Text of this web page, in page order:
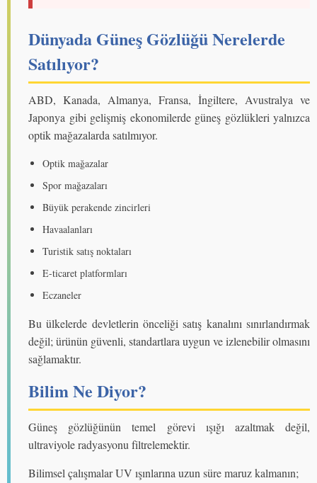
Dünyada Güneş Gözlüğü Nerelerde
Satılıyor?
ABD, Kanada, Almanya, Fransa, İngiltere, Avustralya ve
Japonya gibi gelişmiş ekonomilerde güneş gözlükleri yalnızca
optik mağazalarda satılmıyor.
Optik mağazalar
Spor mağazaları
Büyük perakende zincirleri
Havaalanları
Turistik satış noktaları
E-ticaret platformları
Eczaneler
Bu ülkelerde devletlerin önceliği satış kanalını sınırlandırmak
değil; ürünün güvenli, standartlara uygun ve izlenebilir olmasını
sağlamaktır.
Bilim Ne Diyor?
Güneş gözlüğünün temel görevi ışığı azaltmak değil,
ultraviyole radyasyonu filtrelemektir.
Bilimsel çalışmalar UV ışınlarına uzun süre maruz kalmanın;